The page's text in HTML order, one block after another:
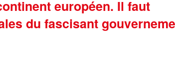
européen. Il faut
du fascisant